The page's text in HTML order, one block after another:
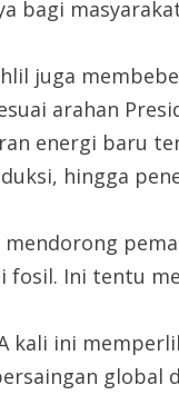
bagi
juga
arahan
energi baru
hingga
mendorong
fosil. Ini tentu
kali ini
global